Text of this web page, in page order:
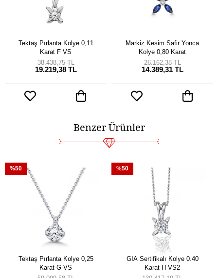
Tektaş Pırlanta Kolye 0,11
Karat F VS
19.219,38 TL
38.438,75 TL
Markiz Kesim Safir Yonca
Kolye 0,80 Karat
14.389,31 TL
26.162,38 TL
Benzer Ürünler
Tektaş Pırlanta Kolye 0,25
Karat G VS
%50
GIA Sertifikalı Kolye 0.40
Karat H VS2
%50